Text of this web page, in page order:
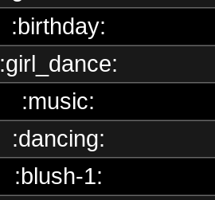
:birthday:
:girl_dance:
:music:
:dancing:
:blush-1: